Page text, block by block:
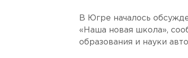
В Югре началось
«Наша новая школа»,
образования и науки